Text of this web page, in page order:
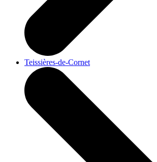
Teissières-de-Cornet